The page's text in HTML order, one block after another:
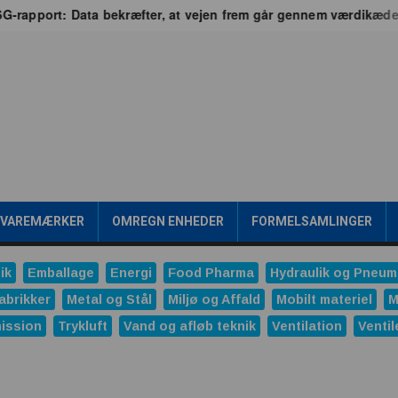
Data bekræfter, at vejen frem går gennem værdikæden
OMREGN ENHEDER FORMELSAMLINGER
Emballage Energi Food Pharma Hydraulik og
Metal og Stål Miljø og Affald Mobilt materiel
Trykluft Vand og afløb teknik Ventilation